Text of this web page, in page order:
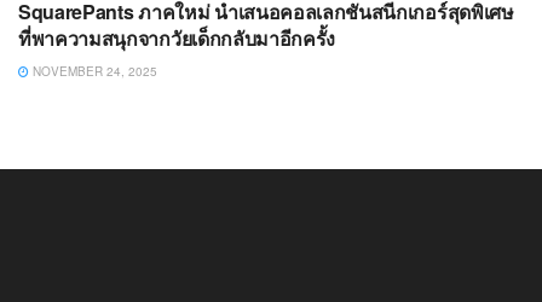
SquarePants ภาคใหม่ นำเสนอคอลเลกชันสนีกเกอร์สุดพิเศษ
ที่พาความสนุกจากวัยเด็กกลับมาอีกครั้ง
NOVEMBER 24, 2025